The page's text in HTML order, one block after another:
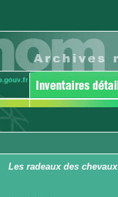
Les radeaux des chevaux